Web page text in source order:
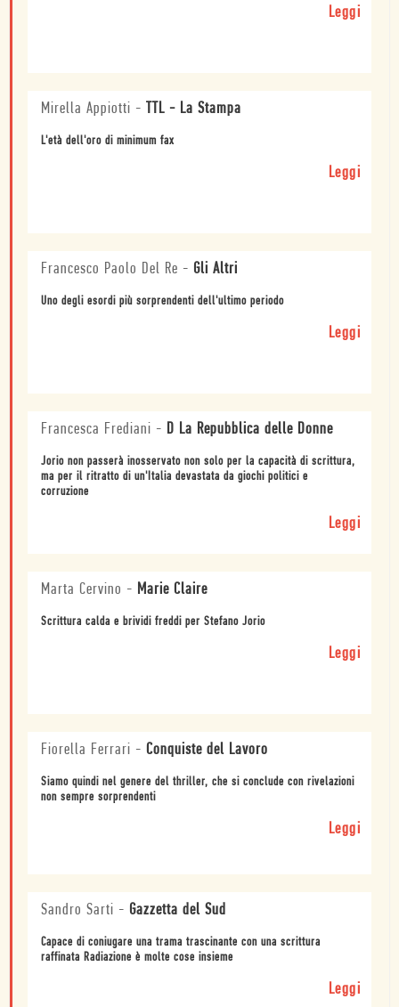
Leggi
Mirella Appiotti - TTL - La Stampa
L'età dell'oro di minimum fax
Leggi
Francesco Paolo Del Re - Gli Altri
Uno degli esordi più sorprendenti dell'ultimo periodo
Leggi
Francesca Frediani - D La Repubblica delle Donne
Jorio non passerà inosservato non solo per la capacità di scrittura,
ma per il ritratto di un'Italia devastata da giochi politici e
corruzione
Leggi
Marta Cervino - Marie Claire
Scrittura calda e brividi freddi per Stefano Jorio
Leggi
Fiorella Ferrari - Conquiste del Lavoro
Siamo quindi nel genere del thriller, che si conclude con rivelazioni
non sempre sorprendenti
Leggi
Sandro Sarti - Gazzetta del Sud
Capace di coniugare una trama trascinante con una scrittura
raffinata Radiazione è molte cose insieme
Leggi